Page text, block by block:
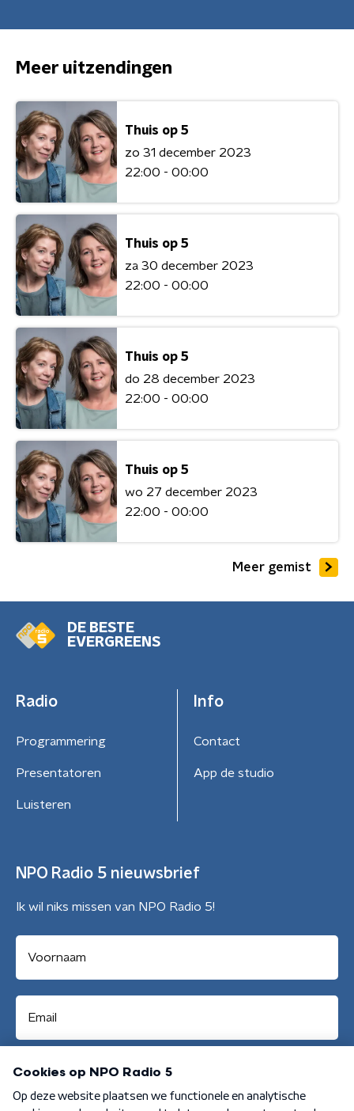
Meer uitzendingen
Thuis op 5
zo 31 december 2023
22:00 - 00:00
Thuis op 5
za 30 december 2023
22:00 - 00:00
Thuis op 5
do 28 december 2023
22:00 - 00:00
Thuis op 5
wo 27 december 2023
22:00 - 00:00
Meer gemist
DE BESTE
EVERGREENS
Radio
Programmering
Presentatoren
Luisteren
Info
Contact
App de studio
NPO Radio 5 nieuwsbrief
Ik wil niks missen van NPO Radio 5!
Aanmelden